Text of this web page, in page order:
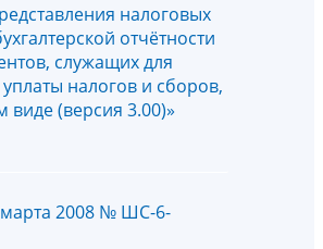
налоговых
отчётности
служащих для
налогов и сборов,
виде (версия 3.00)»
2008 № ШС-6-